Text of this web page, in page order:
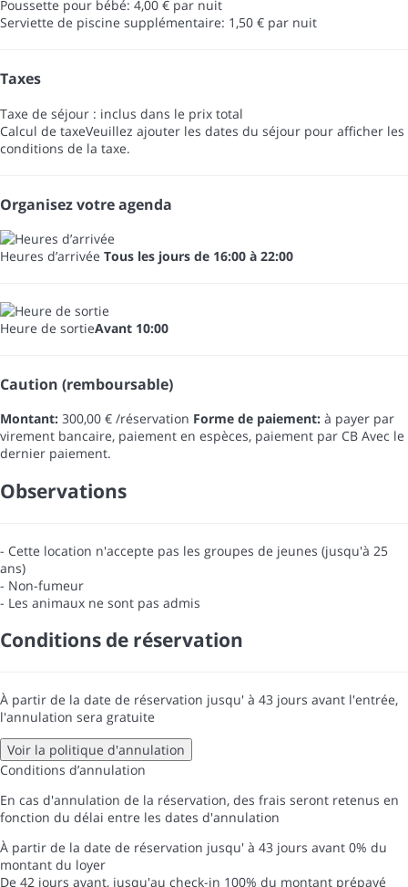
Poussette pour bébé: 4,00 € par nuit
Serviette de piscine supplémentaire: 1,50 € par nuit
Taxes
Taxe de séjour : inclus dans le prix total
Calcul de taxeVeuillez ajouter les dates du séjour pour afficher les
conditions de la taxe.
Organisez votre agenda
Heures d’arrivée Tous les jours de 16:00 à 22:00
Heure de sortieAvant 10:00
Caution (remboursable)
Montant: 300,00 € /réservation Forme de paiement: à payer par
virement bancaire, paiement en espèces, paiement par CB Avec le
dernier paiement.
Observations
- Cette location n'accepte pas les groupes de jeunes (jusqu'à 25
ans)
- Non-fumeur
- Les animaux ne sont pas admis
Conditions de réservation
À partir de la date de réservation jusqu' à 43 jours avant l'entrée,
l'annulation sera gratuite
Voir la politique d'annulation
Conditions d’annulation
En cas d'annulation de la réservation, des frais seront retenus en
fonction du délai entre les dates d'annulation
À partir de la date de réservation jusqu' à 43 jours avant 0% du
montant du loyer
De 42 jours avant, jusqu'au check-in 100% du montant prépayé